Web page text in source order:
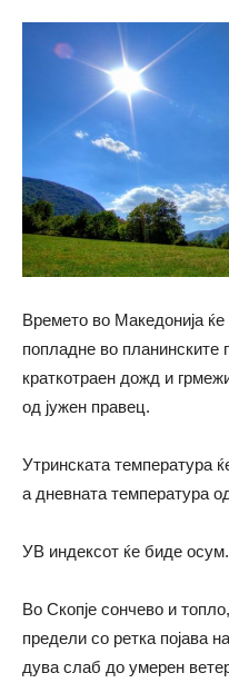
Времето во Македонија
попладне во планинските
краткотраен дожд и
од јужен правец.
Утринската температура
а дневната температура
УВ индексот ќе биде осум.
Во Скопје сончево и
предели со ретка појава
дува слаб до умерен